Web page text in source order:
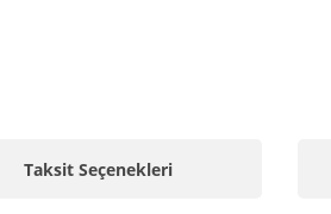
Taksit Seçenekleri